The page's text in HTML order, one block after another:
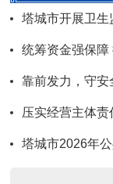
塔城市开展卫生监
统筹资金强保障 提升能力
靠前发力，守安全稳秩序，护航“
压实经营主体责任筑牢商圈消
塔城市2026年